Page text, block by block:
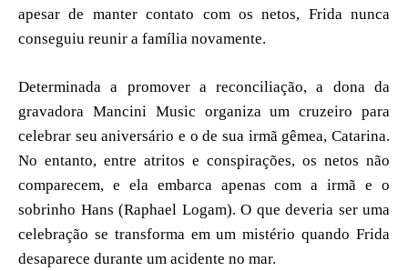
apesar de manter contato com os netos, Frida nunca
conseguiu reunir a família novamente.
Determinada a promover a reconciliação, a dona da
gravadora Mancini Music organiza um cruzeiro para
celebrar seu aniversário e o de sua irmã gêmea, Catarina.
No entanto, entre atritos e conspirações, os netos não
comparecem, e ela embarca apenas com a irmã e o
sobrinho Hans (Raphael Logam). O que deveria ser uma
celebração se transforma em um mistério quando Frida
desaparece durante um acidente no mar.